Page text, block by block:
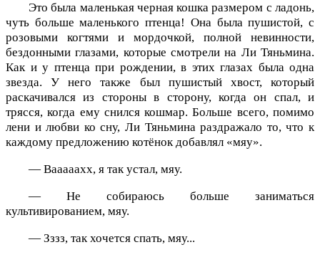
Это была маленькая черная кошка размером с ладонь,
чуть больше маленького птенца! Она была пушистой, с
розовыми когтями и мордочкой, полной невинности,
бездонными глазами, которые смотрели на Ли Тяньмина.
Как и у птенца при рождении, в этих глазах была одна
звезда. У него также был пушистый хвост, который
раскачивался из стороны в сторону, когда он спал, и
трясся, когда ему снился кошмар. Больше всего, помимо
лени и любви ко сну, Ли Тяньмина раздражало то, что к
каждому предложению котёнок добавлял «мяу».
— Вааааахх, я так устал, мяу.
— Не собираюсь больше заниматься
культивированием, мяу.
— Зззз, так хочется спать, мяу...